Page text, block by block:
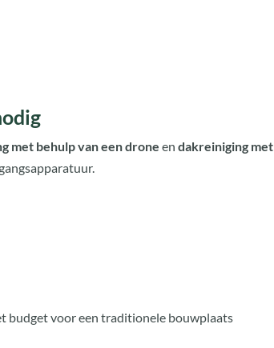
met behulp van een drone en dakreiniging met
budget voor een traditionele bouwplaats